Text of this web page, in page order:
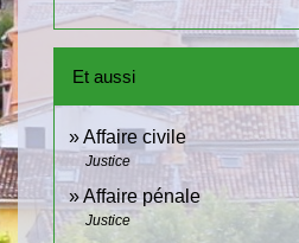
Et aussi
Affaire civile
Justice
Affaire pénale
Justice